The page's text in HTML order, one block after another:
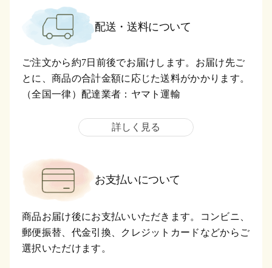
配送・送料について
ご注文から約7日前後でお届けします。お届け先ご
とに、商品の合計金額に応じた送料がかかります。
（全国一律）配達業者：ヤマト運輸
詳しく見る
お支払いについて
商品お届け後にお支払いいただきます。コンビニ、
郵便振替、代金引換、クレジットカードなどからご
選択いただけます。